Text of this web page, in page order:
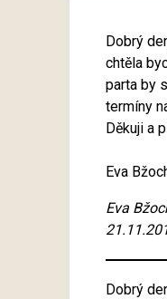
Dobrý
chtěla
parta by
termíny
Děkuji a
Eva
Eva
Dobrý